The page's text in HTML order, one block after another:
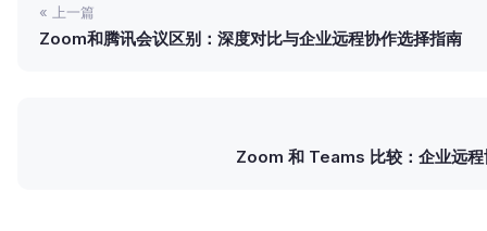
« 上一篇
Zoom和腾讯会议区别：深度对比与企业远程协作选择指南
Zoom 和 Teams 比较：企业远程